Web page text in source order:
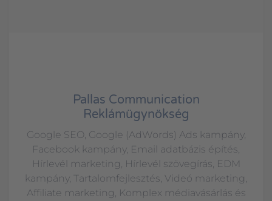
Pallas Communication
Reklámügynökség
Google SEO, Google (AdWords) Ads kampány,
Facebook kampány, Email adatbázis építés,
Hírlevél marketing, Hírlevél szövegírás, EDM
kampány, Tartalomfejlesztés, Videó marketing,
Affiliate marketing, Komplex médiavásárlás és